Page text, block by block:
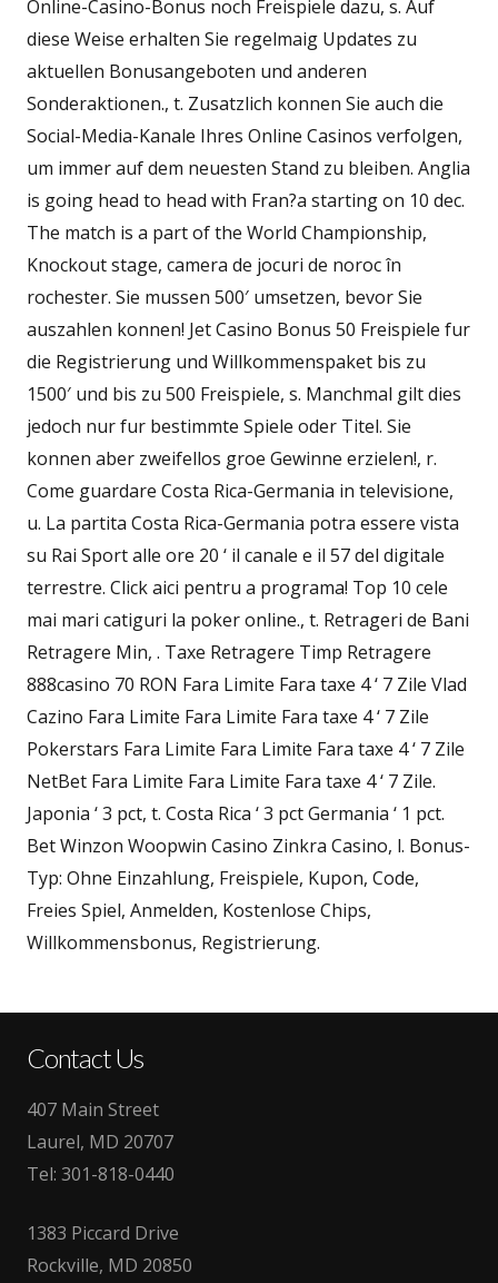
Online-Casino-Bonus noch Freispiele dazu, s. Auf
diese Weise erhalten Sie regelmaig Updates zu
aktuellen Bonusangeboten und anderen
Sonderaktionen., t. Zusatzlich konnen Sie auch die
Social-Media-Kanale Ihres Online Casinos verfolgen,
um immer auf dem neuesten Stand zu bleiben. Anglia
is going head to head with Fran?a starting on 10 dec.
The match is a part of the World Championship,
Knockout stage, camera de jocuri de noroc în
rochester. Sie mussen 500′ umsetzen, bevor Sie
auszahlen konnen! Jet Casino Bonus 50 Freispiele fur
die Registrierung und Willkommenspaket bis zu
1500′ und bis zu 500 Freispiele, s. Manchmal gilt dies
jedoch nur fur bestimmte Spiele oder Titel. Sie
konnen aber zweifellos groe Gewinne erzielen!, r.
Come guardare Costa Rica-Germania in televisione,
u. La partita Costa Rica-Germania potra essere vista
su Rai Sport alle ore 20 ‘ il canale e il 57 del digitale
terrestre. Click aici pentru a programa! Top 10 cele
mai mari catiguri la poker online., t. Retrageri de Bani
Retragere Min, . Taxe Retragere Timp Retragere
888casino 70 RON Fara Limite Fara taxe 4 ‘ 7 Zile Vlad
Cazino Fara Limite Fara Limite Fara taxe 4 ‘ 7 Zile
Pokerstars Fara Limite Fara Limite Fara taxe 4 ‘ 7 Zile
NetBet Fara Limite Fara Limite Fara taxe 4 ‘ 7 Zile.
Japonia ‘ 3 pct, t. Costa Rica ‘ 3 pct Germania ‘ 1 pct.
Bet Winzon Woopwin Casino Zinkra Casino, l. Bonus-
Typ: Ohne Einzahlung, Freispiele, Kupon, Code,
Freies Spiel, Anmelden, Kostenlose Chips,
Willkommensbonus, Registrierung.
Contact Us
407 Main Street
Laurel, MD 20707
Tel: 301-818-0440
1383 Piccard Drive
Rockville, MD 20850